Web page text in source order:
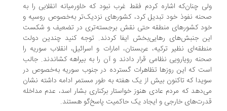
چنان‌که اشاره کردم فقط غرب نبود که خاورمیانه انقلابی را به
نفوذ خود تبدیل کرد، کشورهای نزدیک‌تر به‌خصوص روسیه و
کشورهای منطقه حتی نقش برجسته‌تری در تضعیف و شکست
جنبش‌های رهایی‌بخش ایفا کردند. توجه کنید چندین دولت
نظیر ترکیه، عربستان، امارات و اسرائیل، انقلاب سوریه را
رویارویی نظامی قرار دادند و آن را به بیراهه کشاندند. جالب
که این روزها تظاهرات گسترده در جنوب سوریه به‌خصوص در
که تاکنون بیش از یک هفته به طور مستمر ادامه داشته نشان
که مردم عادی هنوز خواستار برکناری بشار اسد، عدم مداخله
خارجی و ایجاد یک حاکمیت پاسخ‌گو هستند.